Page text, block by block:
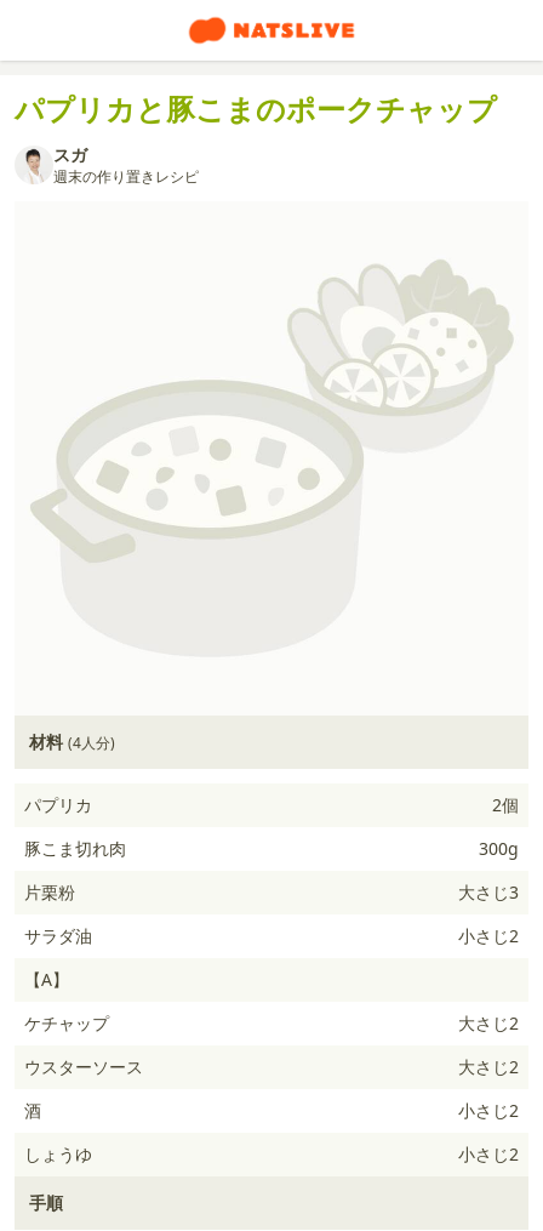
パプリカと豚こまのポークチャップ
スガ
週末の作り置きレシピ
材料 (4人分)
パプリカ
2個
豚こま切れ肉
300g
片栗粉
大さじ3
サラダ油
小さじ2
【A】
ケチャップ
大さじ2
ウスターソース
大さじ2
酒
小さじ2
しょうゆ
小さじ2
手順